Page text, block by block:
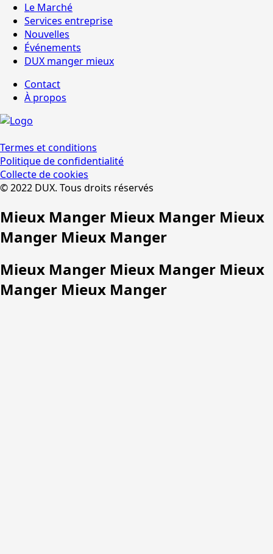
Le Marché
Services entreprise
Nouvelles
Événements
DUX manger mieux
Contact
À propos
Termes et conditions
Politique de confidentialité
Collecte de cookies
© 2022 DUX. Tous droits réservés
Mieux Manger Mieux Manger Mieux
Manger Mieux Manger
Mieux Manger Mieux Manger Mieux
Manger Mieux Manger